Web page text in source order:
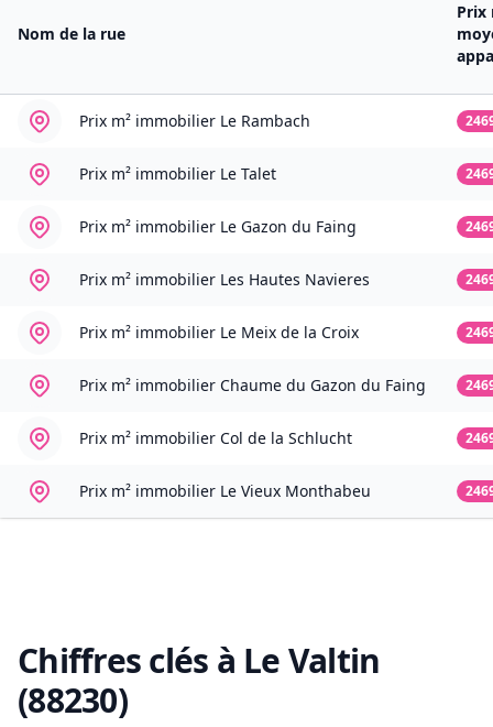
Nom de la rue
Prix
Prix m² immobilier Le Rambach
Prix m² immobilier Le Talet
Prix m² immobilier Le Gazon du Faing
Prix m² immobilier Les Hautes Navieres
Prix m² immobilier Le Meix de la Croix
Prix m² immobilier Chaume du Gazon du Faing
Prix m² immobilier Col de la Schlucht
Prix m² immobilier Le Vieux Monthabeu
Chiffres clés à Le Valtin
(88230)